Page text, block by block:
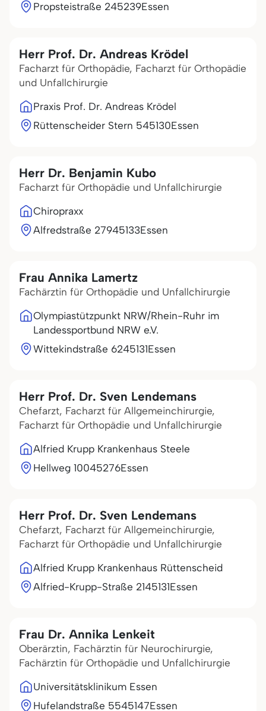
Propsteistraße 245239Essen
Herr Prof. Dr. Andreas Krödel
Facharzt für Orthopädie, Facharzt für Orthopädie
und Unfallchirurgie
Praxis Prof. Dr. Andreas Krödel
Rüttenscheider Stern 545130Essen
Herr Dr. Benjamin Kubo
Facharzt für Orthopädie und Unfallchirurgie
Chiropraxx
Alfredstraße 27945133Essen
Frau Annika Lamertz
Fachärztin für Orthopädie und Unfallchirurgie
Olympiastützpunkt NRW/Rhein-Ruhr im
Landessportbund NRW e.V.
Wittekindstraße 6245131Essen
Herr Prof. Dr. Sven Lendemans
Chefarzt, Facharzt für Allgemeinchirurgie,
Facharzt für Orthopädie und Unfallchirurgie
Alfried Krupp Krankenhaus Steele
Hellweg 10045276Essen
Herr Prof. Dr. Sven Lendemans
Chefarzt, Facharzt für Allgemeinchirurgie,
Facharzt für Orthopädie und Unfallchirurgie
Alfried Krupp Krankenhaus Rüttenscheid
Alfried-Krupp-Straße 2145131Essen
Frau Dr. Annika Lenkeit
Oberärztin, Fachärztin für Neurochirurgie,
Fachärztin für Orthopädie und Unfallchirurgie
Universitätsklinikum Essen
Hufelandstraße 5545147Essen